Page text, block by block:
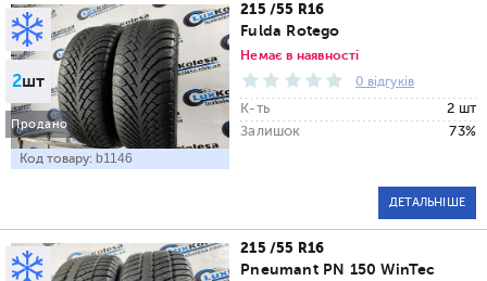
2шт
Продано
Код товару: b1146
215 /55 R16
Fulda Rotego
Немає в наявності
0 відгуків
К-ть
2 шт
Залишок
73%
ДЕТАЛЬНІШЕ
215 /55 R16
Pneumant PN 150 WinTec